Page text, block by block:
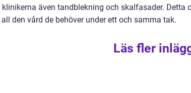
även tandblekning och skalfasader.
den vård de behöver under ett och samma tak.
Läs fler